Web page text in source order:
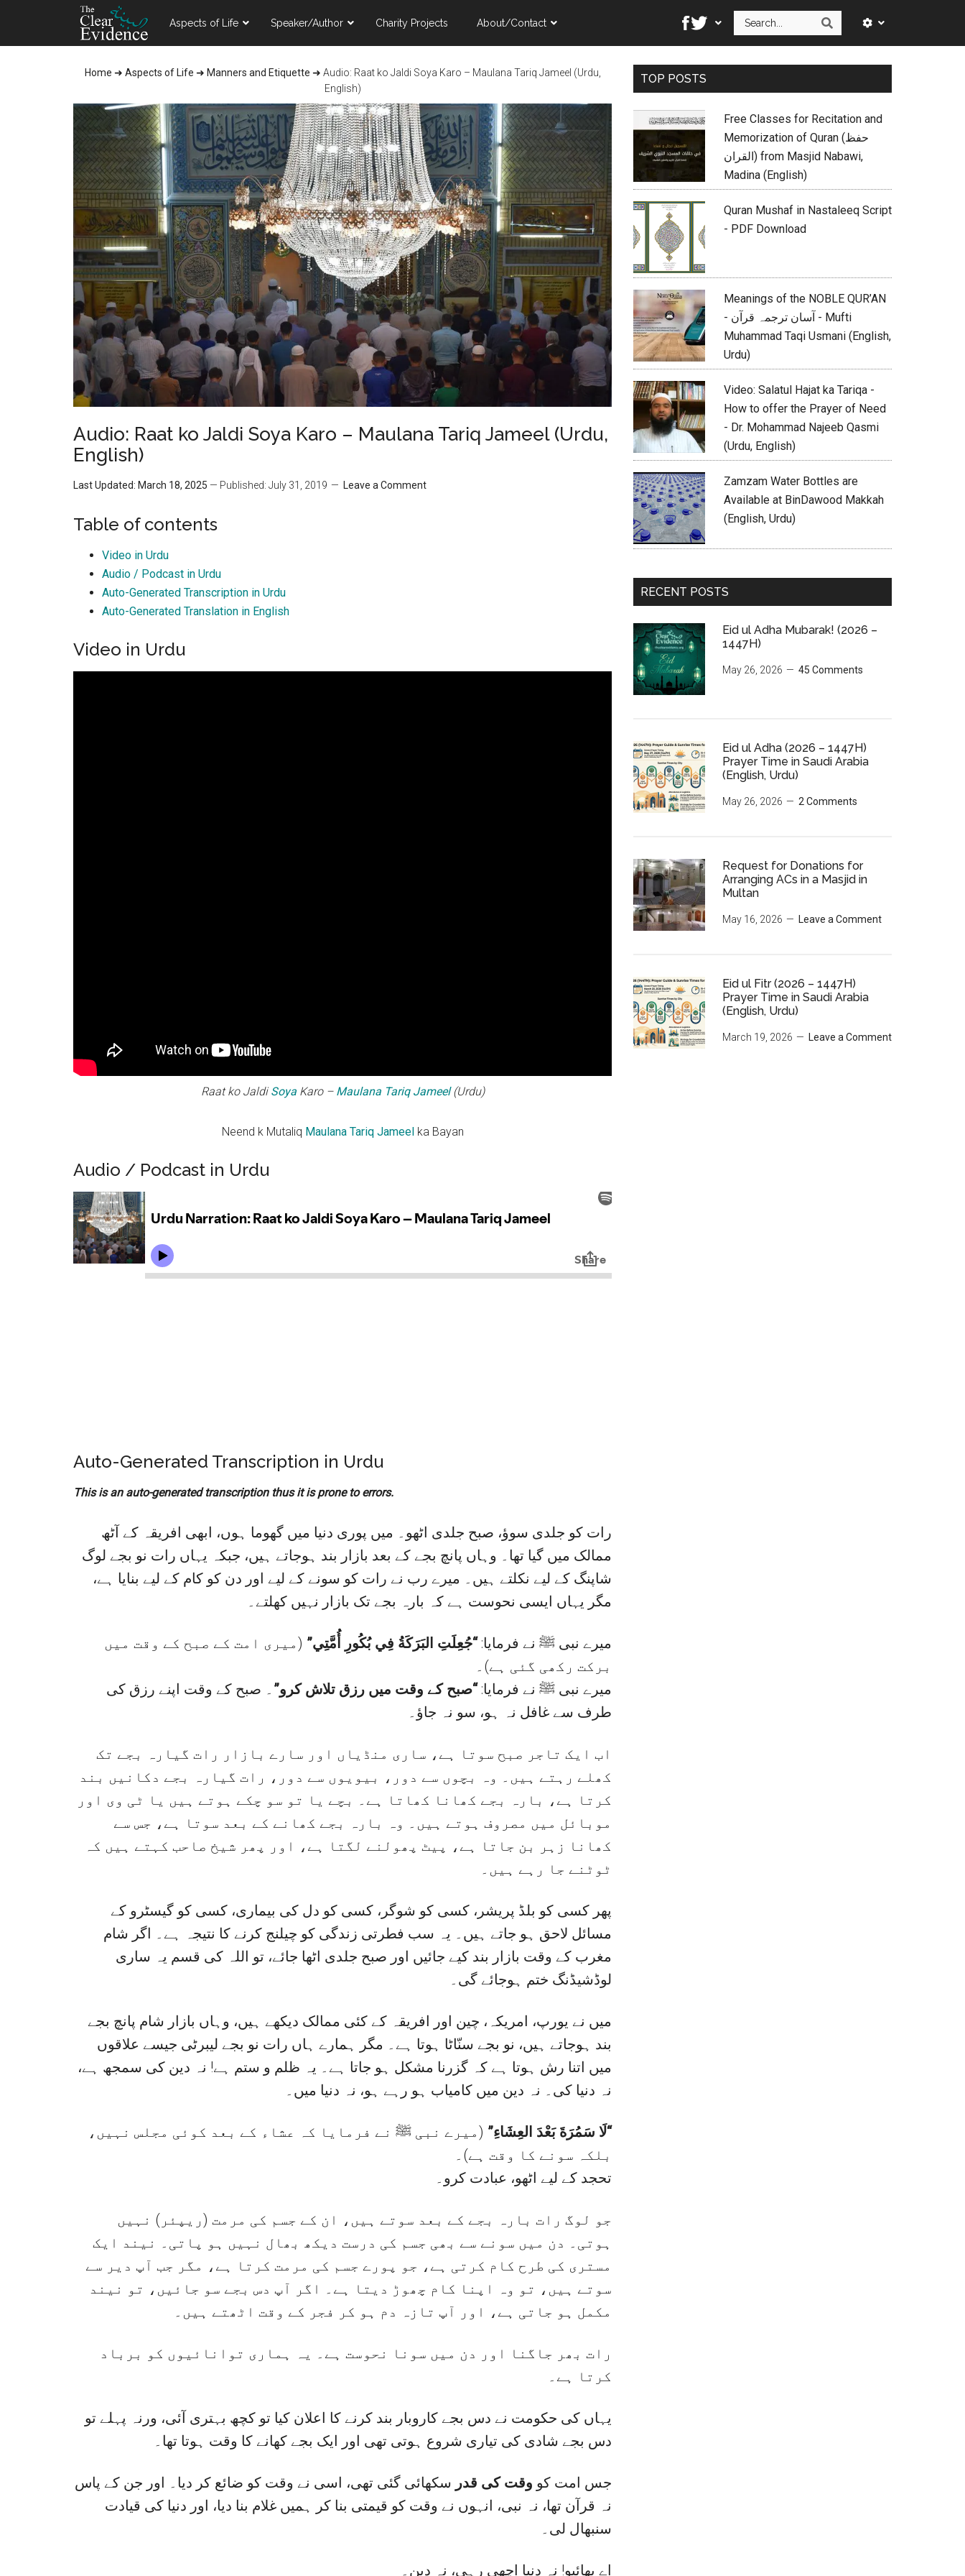
main
primary
footer
Aspects of Life Speaker/Author Charity Projects About/Contact Search Search
Home ➜ Aspects of Life ➜ Manners and Etiquette ➜ Audio: Raat ko Jaldi Soya Karo – Maulana Tariq Jameel (Urdu,
English)
Audio: Raat ko Jaldi Soya Karo – Maulana Tariq Jameel (Urdu,
English)
Last Updated: March 18, 2025 — Published: July 31, 2019 Leave a Comment
Table of contents
Video in Urdu
Audio / Podcast in Urdu
Auto-Generated Transcription in Urdu
Auto-Generated Translation in English
Video in Urdu
Raat ko Jaldi SoyaKaro – Maulana Tariq Jameel(Urdu)
Neend k Mutaliq Maulana Tariq Jameel ka Bayan
Audio / Podcast in Urdu
Auto-Generated Transcription in Urdu
This is an auto-generated transcription thus it is prone to errors.
رات کو جلدی سوؤ، صبح جلدی اٹھو۔ میں پوری دنیا میں گھوما ہوں، ابھی افریقہ کے آٹھ
ممالک میں گیا تھا۔ وہاں پانچ بجے کے بعد بازار بند ہوجاتے ہیں، جبکہ یہاں رات نو بجے لوگ
شاپنگ کے لیے نکلتے ہیں۔ میرے رب نے رات کو سونے کے لیے اور دن کو کام کے لیے بنایا ہے،
مگر یہاں ایسی نحوست ہے کہ بارہ بجے تک بازار نہیں کھلتے۔
میرے نبی ﷺ نے فرمایا:“جُعِلَتِ البَرَكَةُ فِي بُكُورِ أُمَّتِي” (میری امت کے صبح کے وقت میں
برکت رکھی گئی ہے)۔
میرے نبی ﷺ نے فرمایا:“صبح کے وقت میں رزق تلاش کرو” ۔ صبح کے وقت اپنے رزق کی
طرف سے غافل نہ ہو، سو نہ جاؤ۔
اب ایک تاجر صبح سوتا ہے، ساری منڈیاں اور سارے بازار رات گیارہ بجے تک
کھلے رہتے ہیں۔ وہ بچوں سے دور، بیویوں سے دور، رات گیارہ بجے دکانیں بند
کرتا ہے، بارہ بجے کھانا کھاتا ہے۔ بچے یا تو سو چکے ہوتے ہیں یا ٹی وی اور
موبائل میں مصروف ہوتے ہیں۔ وہ بارہ بجے کھانے کے بعد سوتا ہے، جس سے
کھانا زہر بن جاتا ہے، پیٹ پھولنے لگتا ہے، اور پھر شیخ صاحب کہتے ہیں کہ
ٹوٹنے جا رہے ہیں۔
پھر کسی کو بلڈ پریشر، کسی کو شوگر، کسی کو دل کی بیماری، کسی کو گیسٹرو کے
مسائل لاحق ہو جاتے ہیں۔ یہ سب فطرتی زندگی کو چیلنج کرنے کا نتیجہ ہے۔ اگر شام
مغرب کے وقت بازار بند کیے جائیں اور صبح جلدی اٹھا جائے، تو اللہ کی قسم یہ ساری
لوڈشیڈنگ ختم ہوجائے گی۔
میں نے یورپ، امریکہ، چین اور افریقہ کے کئی ممالک دیکھے ہیں، وہاں بازار شام پانچ بجے
بند ہوجاتے ہیں، نو بجے سنّاٹا ہوتا ہے۔ مگر ہمارے ہاں رات نو بجے لیبرٹی جیسے علاقوں
میں اتنا رش ہوتا ہے کہ گزرنا مشکل ہو جاتا ہے۔ یہ ظلم و ستم ہے! نہ دین کی سمجھ ہے،
نہ دنیا کی۔ نہ دین میں کامیاب ہو رہے ہو، نہ دنیا میں۔
“لَا سَمُرَةَ بَعْدَ العِشَاءِ” (میرے نبی ﷺ نے فرمایا کہ عشاء کے بعد کوئی مجلس نہیں،
بلکہ سونے کا وقت ہے)۔
تحجد کے لیے اٹھو، عبادت کرو۔
جو لوگ رات بارہ بجے کے بعد سوتے ہیں، ان کے جسم کی مرمت (ریپئر) نہیں
ہوتی۔ دن میں سونے سے بھی جسم کی درست دیکھ بھال نہیں ہو پاتی۔ نیند ایک
مستری کی طرح کام کرتی ہے، جو پورے جسم کی مرمت کرتا ہے، مگر جب آپ دیر سے
سوتے ہیں، تو وہ اپنا کام چھوڑ دیتا ہے۔ اگر آپ دس بجے سو جائیں، تو نیند
مکمل ہو جاتی ہے، اور آپ تازہ دم ہو کر فجر کے وقت اٹھتے ہیں۔
رات بھر جاگنا اور دن میں سونا نحوست ہے۔ یہ ہماری توانائیوں کو برباد
کرتا ہے۔
یہاں کی حکومت نے دس بجے کاروبار بند کرنے کا اعلان کیا تو کچھ بہتری آئی، ورنہ پہلے تو
دس بجے شادی کی تیاری شروع ہوتی تھی اور ایک بجے کھانے کا وقت ہوتا تھا۔
جس امت کو وقت کی قدر سکھائی گئی تھی، اسی نے وقت کو ضائع کر دیا۔ اور جن کے پاس
نہ قرآن تھا، نہ نبی، انہوں نے وقت کو قیمتی بنا کر ہمیں غلام بنا دیا، اور دنیا کی قیادت
سنبھال لی۔
اے بھائیو! نہ دنیا اچھی رہی، نہ دین۔
Primary
TOP POSTS
Free Classes for Recitation and
Memorization of Quran (حفظ
القران) from Masjid Nabawi,
Madina (English)
Quran Mushaf in Nastaleeq Script
- PDF Download
Meanings of the NOBLE QUR’AN
- آسان ترجمہ قرآن - Mufti
Muhammad Taqi Usmani (English,
Urdu)
Video: Salatul Hajat ka Tariqa -
How to offer the Prayer of Need
- Dr. Mohammad Najeeb Qasmi
(Urdu, English)
Zamzam Water Bottles are
Available at BinDawood Makkah
(English, Urdu)
RECENT POSTS
Eid ul Adha Mubarak! (2026 –
1447H)
May 26, 2026 45 Comments
Eid ul Adha (2026 – 1447H)
Prayer Time in Saudi Arabia
(English, Urdu)
May 26, 2026 2 Comments
Request for Donations for
Arranging ACs in a Masjid in
Multan
May 16, 2026 Leave a Comment
Eid ul Fitr (2026 – 1447H)
Prayer Time in Saudi Arabia
(English, Urdu)
March 19, 2026 Leave a Comment